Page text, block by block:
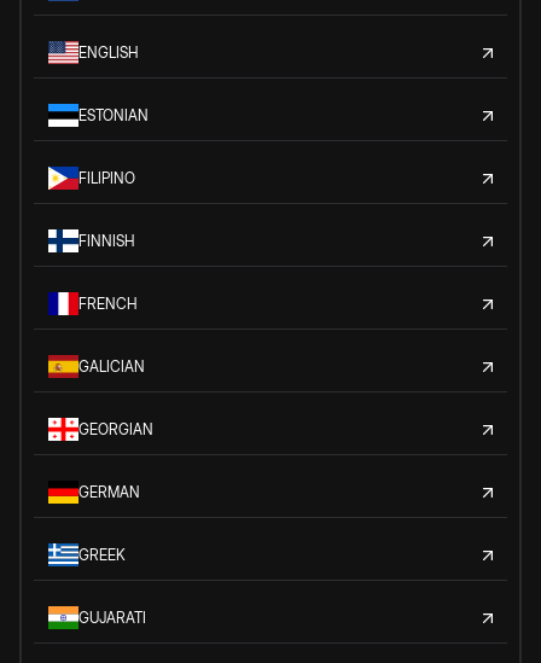
ENGLISH
ESTONIAN
FILIPINO
FINNISH
FRENCH
GALICIAN
GEORGIAN
GERMAN
GREEK
GUJARATI